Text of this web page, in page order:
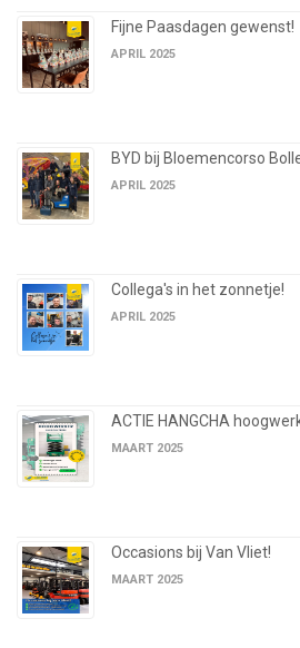
Fijne Paasdagen gewenst!
APRIL 2025
BYD bij Bloemencorso
APRIL 2025
Collega's in het zonnetje!
APRIL 2025
ACTIE HANGCHA
MAART 2025
Occasions bij Van Vliet!
MAART 2025